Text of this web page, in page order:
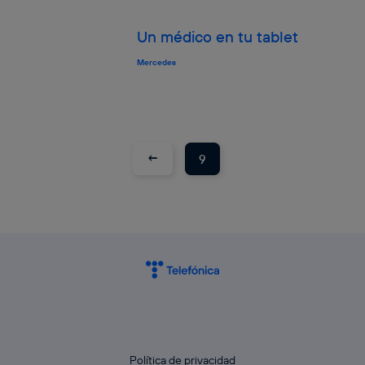
Un médico en tu tablet
Mercedes
← 9
Política de privacidad
actividades de navegación de los miembros del hogar
“Administrar Utiq” en la parte inferior de esta página web o
portal de privacidad de Utiq
. Para más información, consulta